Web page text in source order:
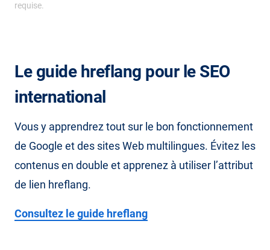
requise.
Le guide hreflang pour le SEO
international
Vous y apprendrez tout sur le bon fonctionnement
de Google et des sites Web multilingues. Évitez les
contenus en double et apprenez à utiliser l’attribut
de lien hreflang.
Consultez le guide hreflang